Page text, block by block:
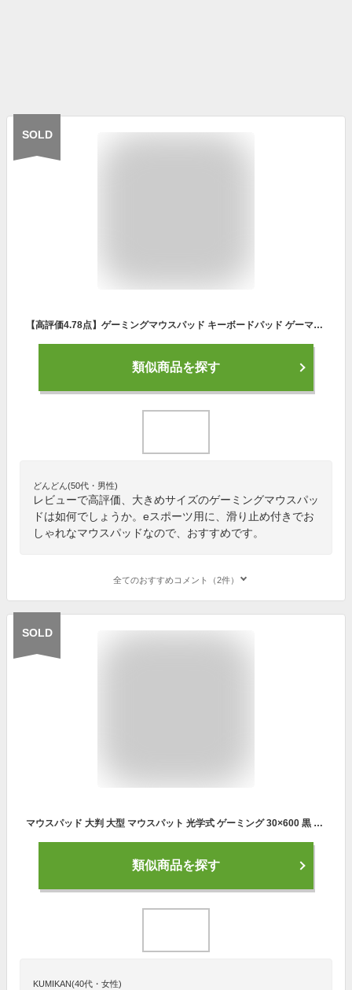
SOLD
【高評価4.78点】ゲーミングマウスパッド キーボードパッド ゲーマー用防水マウスパッド 拡張マウスパッド 大判サイズ マウスパッド ゲーミング 光るマウスパッド 大きめ 長め 滑り止め 800×300×4mm テレワーク 高級 おしゃれ 防水 耐久 大型 RGB 発光 LED 13モード
類似商品を探す
どんどん(50代・男性)
レビューで高評価、大きめサイズのゲーミングマウスパッ
ドは如何でしょうか。eスポーツ用に、滑り止め付きでお
しゃれなマウスパッドなので、おすすめです。
全てのおすすめコメント（2件）
SOLD
マウスパッド 大判 大型 マウスパット 光学式 ゲーミング 30×600 黒 デスクパッド デスクマット テレワーク
類似商品を探す
KUMIKAN(40代・女性)